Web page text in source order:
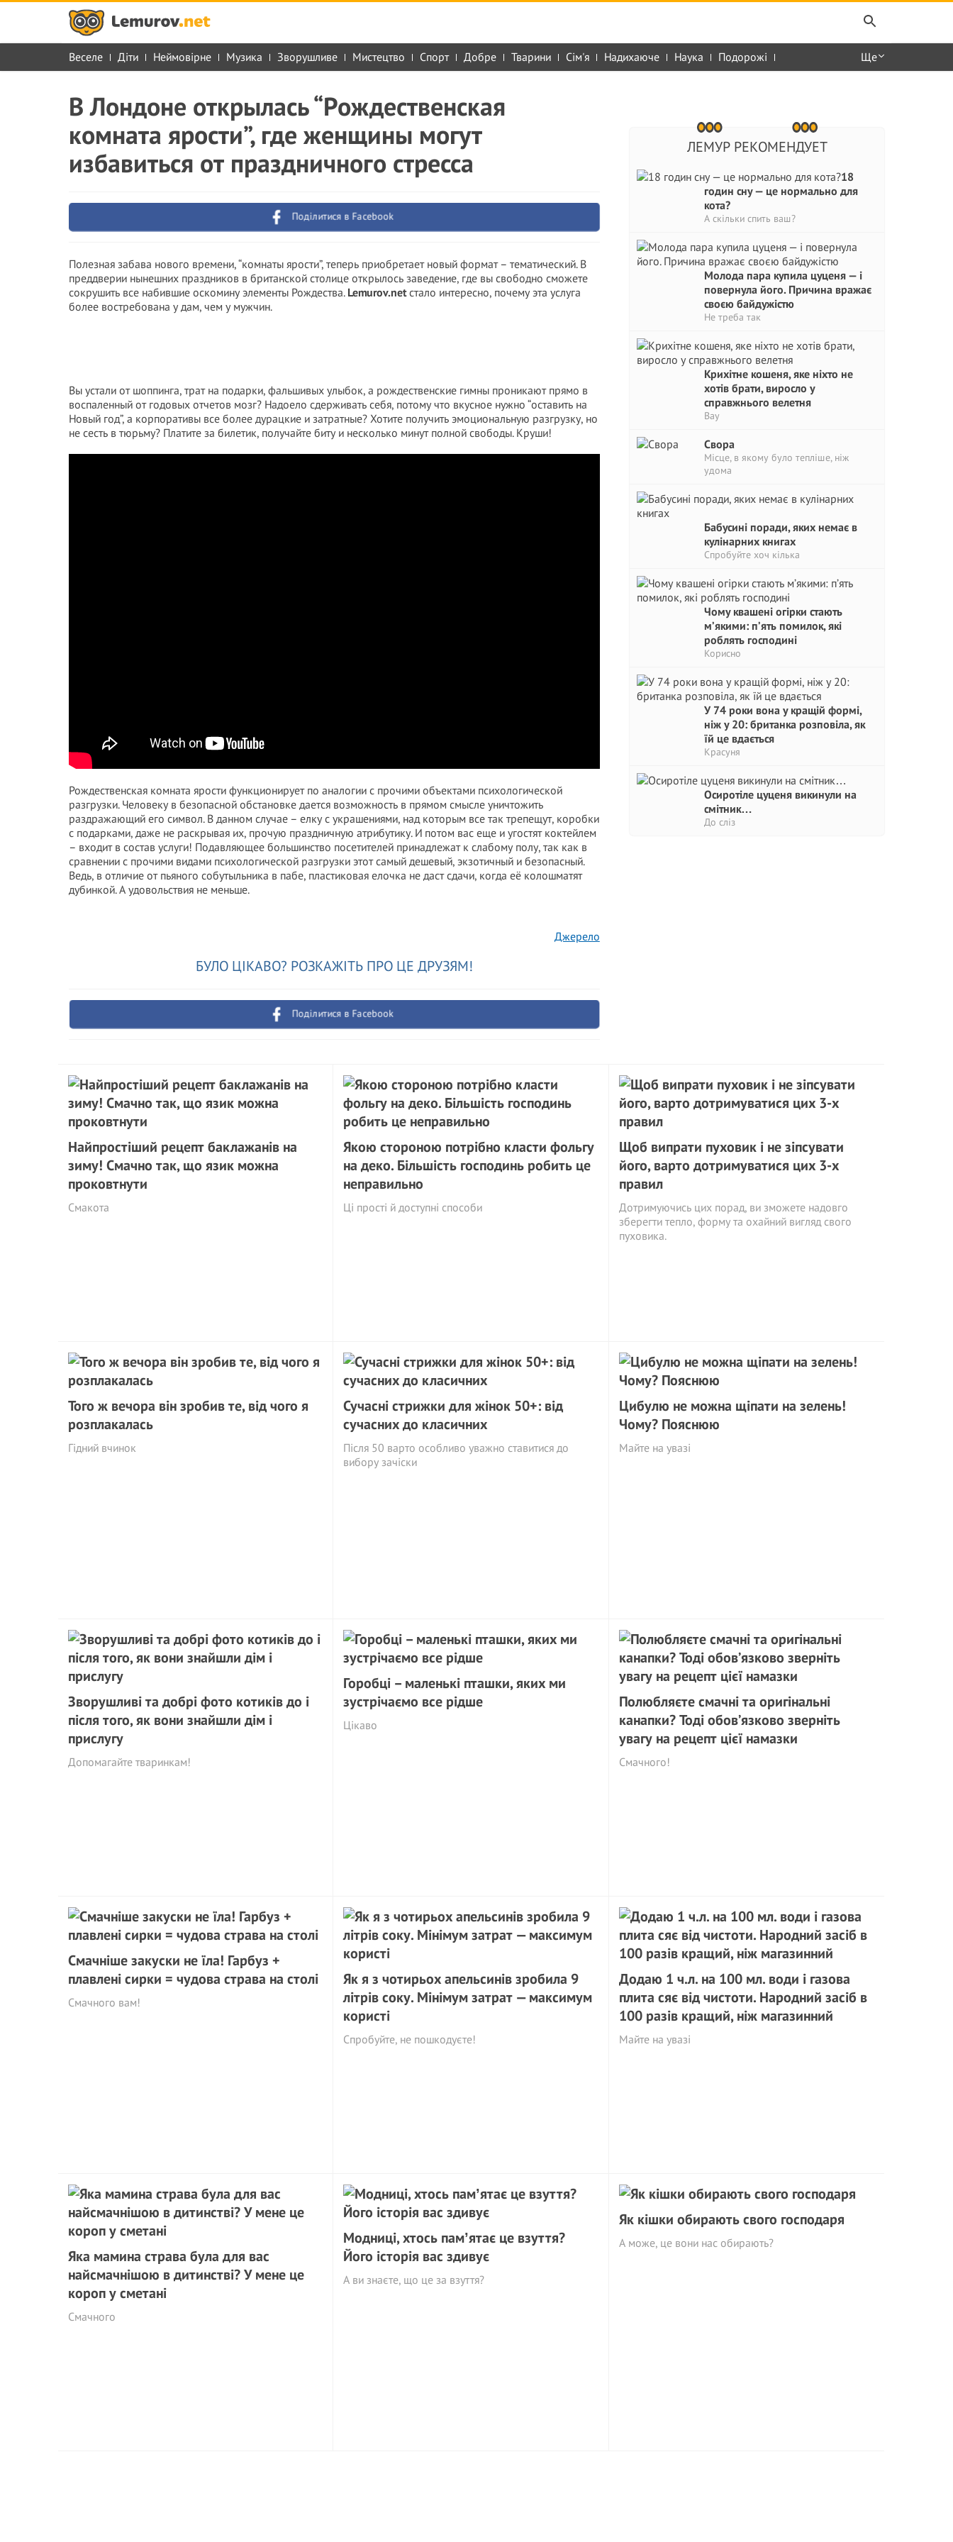
Веселе Діти Неймовірне Музика Зворушливе Мистецтво Спорт Добре Тварини Сім'я Надихаюче Наука Подорожі Ще
ЛЕМУР РЕКОМЕНДУЕТ
18
годин сну — це нормально для
кота?
А скільки спить ваш?
Молода пара купила цуценя — і
повернула його. Причина вражає
своєю байдужістю
Не треба так
Крихітне кошеня, яке ніхто не
хотів брати, виросло у
справжнього велетня
Вау
Свора
Місце, в якому було тепліше, ніж
удома
Бабусині поради, яких немає в
кулінарних книгах
Спробуйте хоч кілька
Чому квашені огірки стають
м’якими: п’ять помилок, які
роблять господині
Корисно
У 74 роки вона у кращій формі,
ніж у 20: британка розповіла, як
їй це вдається
Красуня
Осиротіле цуценя викинули на
смітник…
До сліз
В Лондоне открылась “Рождественская
комната ярости”, где женщины могут
избавиться от праздничного стресса
Поділитися в Facebook
Полезная забава нового времени, “комнаты ярости”, теперь приобретает новый формат – тематический. В
преддверии нынешних праздников в британской столице открылось заведение, где вы свободно сможете
сокрушить все набившие оскомину элементы Рождества. Lemurov.netстало интересно, почему эта услуга
более востребована у дам, чем у мужчин.
Вы устали от шоппинга, трат на подарки, фальшивых улыбок, а рождественские гимны проникают прямо в
воспаленный от годовых отчетов мозг? Надоело сдерживать себя, потому что вкусное нужно “оставить на
Новый год”, а корпоративы все более дурацкие и затратные? Хотите получить эмоциональную разгрузку, но
не сесть в тюрьму? Платите за билетик, получайте биту и несколько минут полной свободы. Круши!
Рождественская комната ярости функционирует по аналогии с прочими объектами психологической
разгрузки. Человеку в безопасной обстановке дается возможность в прямом смысле уничтожить
раздражающий его символ. В данном случае – елку с украшениями, над которым все так трепещут, коробки
с подарками, даже не раскрывая их, прочую праздничную атрибутику. И потом вас еще и угостят коктейлем
– входит в состав услуги! Подавляющее большинство посетителей принадлежат к слабому полу, так как в
сравнении с прочими видами психологической разгрузки этот самый дешевый, экзотичный и безопасный.
Ведь, в отличие от пьяного собутыльника в пабе, пластиковая елочка не даст сдачи, когда её колошматят
дубинкой. А удовольствия не меньше.
Джерело
БУЛО ЦІКАВО? РОЗКАЖІТЬ ПРО ЦЕ ДРУЗЯМ!
Поділитися в Facebook
Найпростіший рецепт баклажанів на
зиму! Смачно так, що язик можна
проковтнути
Смакота
Якою стороною потрібно класти фольгу
на деко. Більшість господинь робить це
неправильно
Ці прості й доступні способи
Щоб випрати пуховик і не зіпсувати
його, варто дотримуватися цих 3-х
правил
Дотримуючись цих порад, ви зможете надовго
зберегти тепло, форму та охайний вигляд свого
пуховика.
Того ж вечора він зробив те, від чого я
розплакалась
Гідний вчинок
Сучасні стрижки для жінок 50+: від
сучасних до класичних
Після 50 варто особливо уважно ставитися до
вибору зачіски
Цибулю не можна щіпати на зелень!
Чому? Пояснюю
Майте на увазі
Зворушливі та добрі фото котиків до і
після того, як вони знайшли дім і
прислугу
Допомагайте тваринкам!
Горобці – маленькі пташки, яких ми
зустрічаємо все рідше
Цікаво
Полюбляєте смачні та оригінальні
канапки? Тоді обов’язково зверніть
увагу на рецепт цієї намазки
Смачного!
Смачніше закуски не їла! Гарбуз +
плавлені сирки = чудова страва на столі
Смачного вам!
Як я з чотирьох апельсинів зробила 9
літрів соку. Мінімум затрат — максимум
користі
Спробуйте, не пошкодуєте!
Додаю 1 ч.л. на 100 мл. води і газова
плита сяє від чистоти. Народний засіб в
100 разів кращий, ніж магазинний
Майте на увазі
Яка мамина страва була для вас
найсмачнішою в дитинстві? У мене це
короп у сметані
Смачного
Модниці, хтось памʼятає це взуття?
Його історія вас здивує
А ви знаєте, що це за взуття?
Як кішки обирають свого господаря
А може, це вони нас обирають?